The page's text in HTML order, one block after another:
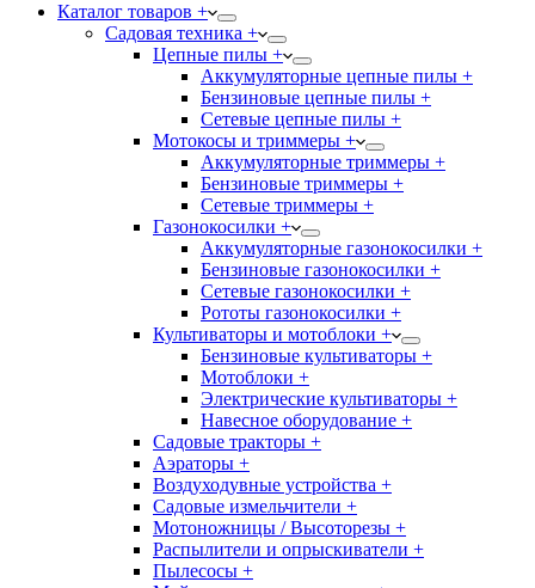
Каталог товаров +
Садовая техника +
Цепные пилы +
Аккумуляторные цепные пилы +
Бензиновые цепные пилы +
Сетевые цепные пилы +
Мотокосы и триммеры +
Аккумуляторные триммеры +
Бензиновые триммеры +
Сетевые триммеры +
Газонокосилки +
Аккумуляторные газонокосилки +
Бензиновые газонокосилки +
Сетевые газонокосилки +
Рототы газонокосилки +
Культиваторы и мотоблоки +
Бензиновые культиваторы +
Мотоблоки +
Электрические культиваторы +
Навесное оборудование +
Садовые тракторы +
Аэраторы +
Воздуходувные устройства +
Садовые измельчители +
Мотоножницы / Высоторезы +
Распылители и опрыскиватели +
Пылесосы +